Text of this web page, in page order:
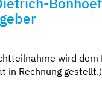
wird
in Rechnung gestellt.)